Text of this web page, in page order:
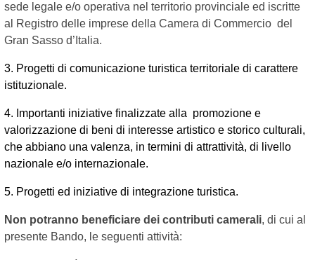
sede legale e/o operativa nel territorio provinciale ed iscritte
al Registro delle imprese della Camera di Commercio del
Gran Sasso d’Italia.
3. Progetti di comunicazione turistica territoriale di carattere
istituzionale.
4. Importanti iniziative finalizzate alla promozione e
valorizzazione di beni di interesse artistico e storico culturali,
che abbiano una valenza, in termini di attrattività, di livello
nazionale e/o internazionale.
5. Progetti ed iniziative di integrazione turistica.
Non potranno beneficiare dei contributi camerali, di cui al
presente Bando, le seguenti attività: